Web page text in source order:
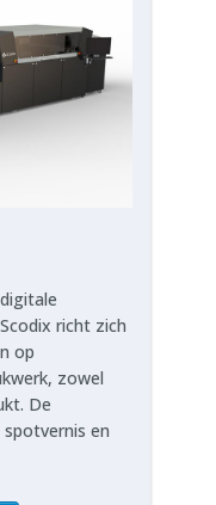
richt zich
op
zowel
De
en